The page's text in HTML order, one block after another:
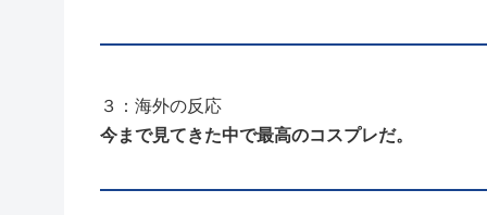
３：海外の反応
今まで見てきた中で最高のコスプレだ。